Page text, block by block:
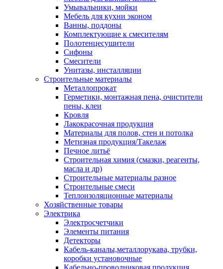
Умывальники, мойки
Мебель для кухни эконом
Ванны, поддоны
Комплектующие к смесителям
Полотенцесушители
Сифоны
Смесители
Унитазы, инсталляции
Строительные материалы
Металлопрокат
Герметики, монтажная пена, очистители
пены, клеи
Кровля
Лакокрасочная продукция
Материалы для полов, стен и потолка
Метизная продукция/Такелаж
Печное литьё
Строительная химия (смазки, реагенты,
масла и др)
Строительные материалы разное
Строительные смеси
Теплоизоляционные материалы
Хозяйственные товары
Электрика
Электросчетчики
Элементы питания
Детекторы
Кабель-каналы,металлорукава, трубки,
коробки установочные
Кабельно-проводниковая продукция